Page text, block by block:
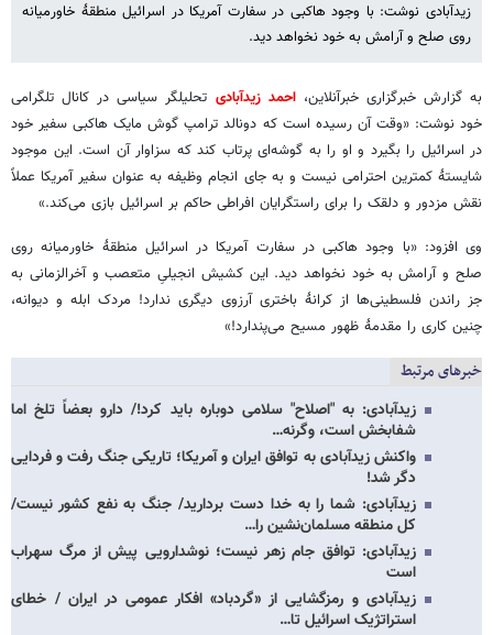
زیدآبادی نوشت: با وجود هاکبی در سفارت آمریکا در اسرائیل منطقهٔ خاورمیانه
روی صلح و آرامش به خود نخواهد دید.
به گزارش خبرگزاری خبرآنلاین، احمد زیدآبادی تحلیلگر سیاسی در کانال تلگرامی
خود نوشت: «وقت آن رسیده است که دونالد ترامپ گوش مایک هاکبی سفیر خود
در اسرائیل را بگیرد و او را به گوشه‌ای پرتاب کند که سزاوار آن است. این موجود
شایستهٔ کمترین احترامی نیست و به جای انجام وظیفه به عنوان سفیر آمریکا عملاً
نقش مزدور و دلقک را برای راستگرایان افراطی حاکم بر اسرائیل بازی می‌کند.»
وی افزود: «با وجود هاکبی در سفارت آمریکا در اسرائیل منطقهٔ خاورمیانه روی
صلح و آرامش به خود نخواهد دید. این کشیش انجیلیِ متعصب و آخرالزمانی به
جز راندن فلسطینی‌ها از کرانهٔ باختری آرزوی دیگری ندارد! مردک ابله و دیوانه،
چنین کاری را مقدمهٔ ظهور مسیح می‌پندارد!»
خبرهای مرتبط
زیدآبادی: به "اصلاح" سلامی دوباره باید کرد!/ دارو بعضاً تلخ اما
شفابخش است، وگرنه…
واکنش زیدآبادی به توافق ایران و آمریکا؛ تاریکی جنگ رفت و فردایی
دگر شد!
زیدآبادی: شما را به خدا دست بردارید/ جنگ به نفع کشور نیست/
کل منطقه مسلمان‌نشین را…
زیدآبادی: توافق جام زهر نیست؛ نوشدارویی پیش از مرگ سهراب
است
زیدآبادی و رمزگشایی از «گردباد» افکار عمومی در ایران / خطای
استراتژیک اسرائیل تا…